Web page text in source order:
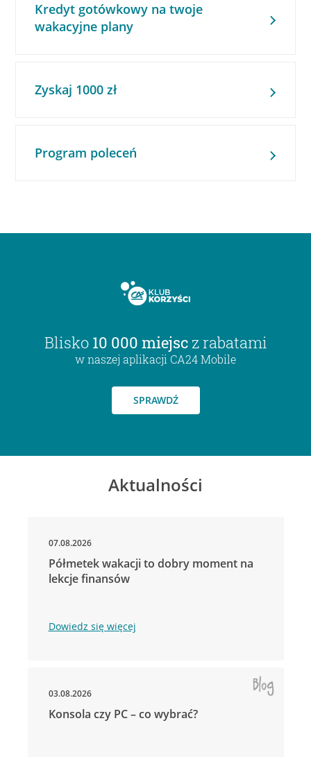
Kredyt gotówkowy na twoje
wakacyjne plany
Zyskaj 1000 zł
Program poleceń
Blisko 10 000 miejsc z rabatami
w naszej aplikacji CA24 Mobile
SPRAWDŹ
Aktualności
07.08.2026
Półmetek wakacji to dobry moment na
lekcje finansów
Dowiedz się więcej
03.08.2026
Konsola czy PC – co wybrać?